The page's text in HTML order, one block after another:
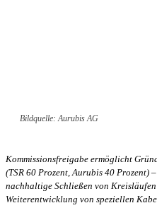
Bildquelle: Aurubis AG
Kommissionsfreigabe ermöglicht
(TSR 60 Prozent, Aurubis 40 Prozent)
nachhaltige Schließen von
Weiterentwicklung von speziellen